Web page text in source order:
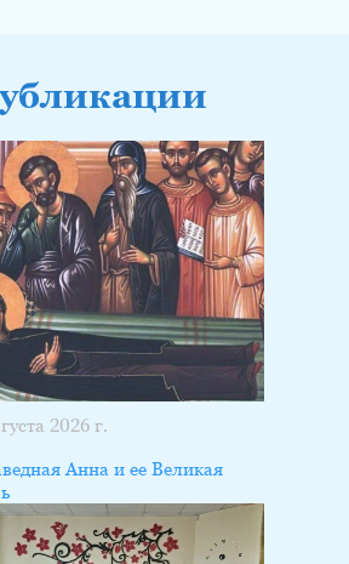
2026 г.
Анна и ее Великая